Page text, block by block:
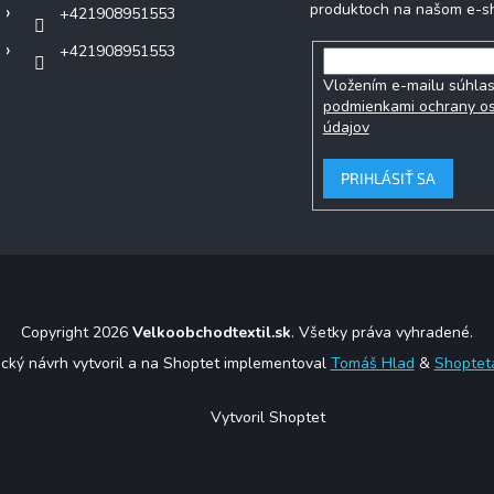
+421908951553
+421908951553
produktoch na našom e-
Vložením e-mailu
podmienkami ochrany
údajov
PRIHLÁSIŤ SA
Copyright 2026 Velkoobchodtextil.sk. Všetky práva vyhradené.
návrh vytvoril a na Shoptet implementoval Tomáš Hlad &
Vytvoril Shoptet